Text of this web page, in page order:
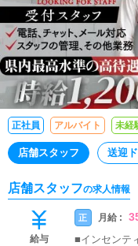
正社員 アルバイト 未経
店舗スタッフ 送迎
店舗スタッフの求人情報
給与
正 月給 :
■インセンテ